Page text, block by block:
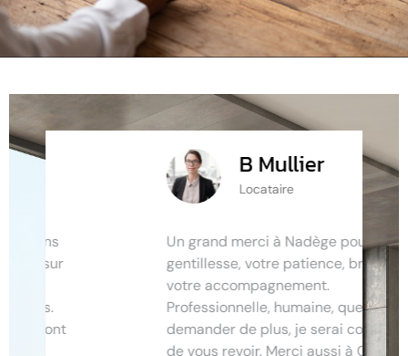
B Mullier
Locataire
Un grand merci à Nadège pour votre
gentillesse, votre patience, bref pour
votre accompagnement.
Professionnelle, humaine, que
demander de plus, je serai contente
de vous revoir. Merci aussi à Coralie